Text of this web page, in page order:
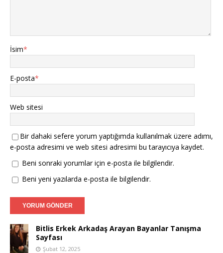
İsim*
E-posta*
Web sitesi
Bir dahaki sefere yorum yaptığımda kullanılmak üzere adımı,
e-posta adresimi ve web sitesi adresimi bu tarayıcıya kaydet.
Beni sonraki yorumlar için e-posta ile bilgilendir.
Beni yeni yazılarda e-posta ile bilgilendir.
Bitlis Erkek Arkadaş Arayan Bayanlar Tanışma
Sayfası
Şubat 12, 2025